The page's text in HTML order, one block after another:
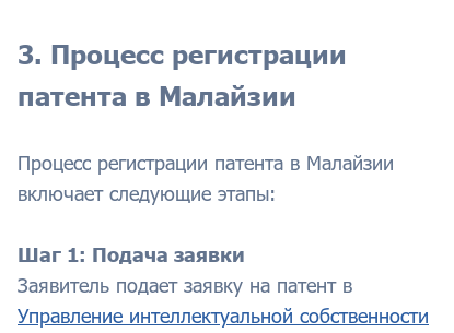
3. Процесс регистрации
патента в Малайзии
Процесс регистрации патента в Малайзии
включает следующие этапы:
Шаг 1: Подача заявки
Заявитель подает заявку на патент в
Управление интеллектуальной собственности